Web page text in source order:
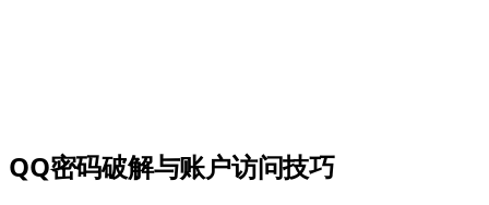
QQ密码破解与账户访问技巧